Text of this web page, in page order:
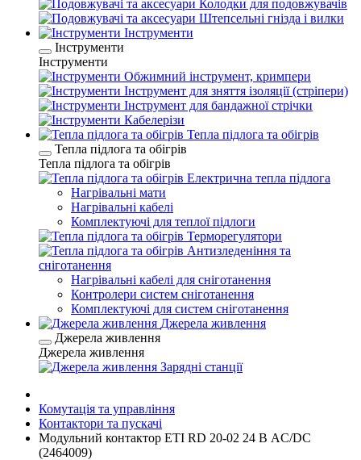
Колодки для подовжувачів
Штепсельні гнізда і вилки
Інструменти
Інструменти
Інструменти
Обжимний інструмент, кримпери
Інструмент для зняття ізоляції (стріпери)
Інструмент для бандажної стрічки
Кабелерізи
Тепла підлога та обігрів
Тепла підлога та обігрів
Тепла підлога та обігрів
Електрична тепла підлога
Нагрівальні мати
Нагрівальні кабелі
Комплектуючі для теплої підлоги
Терморегулятори
Антизледеніння та
сніготанення
Нагрівальні кабелі для сніготанення
Контролери систем сніготанення
Комплектуючі для систем сніготанення
Джерела живлення
Джерела живлення
Джерела живлення
Зарядні станції
Комутація та управління
Контактори та пускачі
Модульний контактор ETI RD 20-02 24 В AC/DC
(2464009)